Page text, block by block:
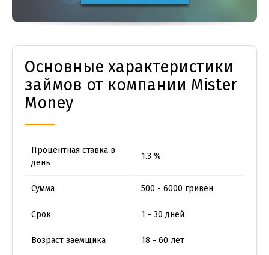
Основные характеристики
займов от компании Mister
Money
Процентная ставка в
день
1.3 %
Сумма 500 - 6000 гривен
Срок 1 - 30 дней
Возраст заемщика 18 - 60 лет